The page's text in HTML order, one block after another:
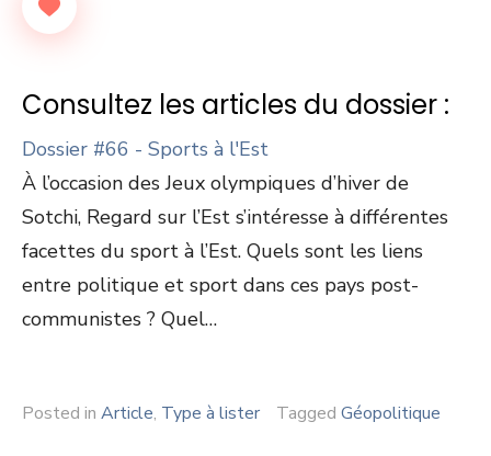
Consultez les articles du dossier :
Dossier #66 - Sports à l'Est
À l’occasion des Jeux olympiques d’hiver de
Sotchi, Regard sur l’Est s’intéresse à différentes
facettes du sport à l’Est. Quels sont les liens
entre politique et sport dans ces pays post-
communistes ? Quel…
Posted in Article, Type à lister Tagged Géopolitique